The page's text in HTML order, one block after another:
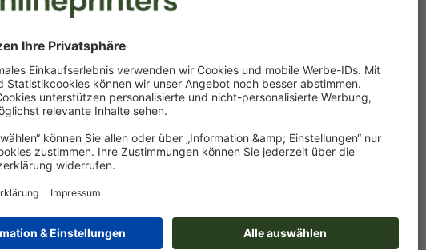
Gewicht: ca.300 g
Druckdatenhinweise Textilposter, nur Druck, 84,1 x
200 cm
Datenformat (inkl. 10 mm Nahtzugabe): 86,1 x 202 cm
Endformat: 84,1 x 200 cm
Auflösung:150 dpi